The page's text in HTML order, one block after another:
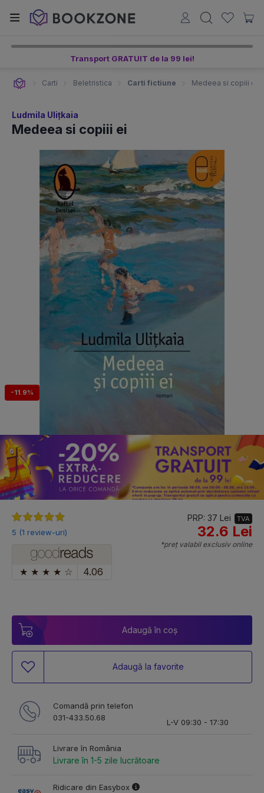
Transport GRATUIT de la 99 lei!
Carti Beletristica Carti fictiune Medeea si copiii ei
Ludmila Ulițkaia
Medeea si copiii ei
-11.9%
5 (1 review-uri)
★ ★ ★ ★ ☆ 4.06
PRP: 37 Lei TVA
32.6 Lei
*preț valabil exclusiv online
Adaugă în coș
Adaugă la favorite
Comandă prin telefon
031-433.50.68
L-V 09:30 - 17:30
Livrare în România
Livrare în 1-5 zile lucrătoare
Ridicare din Easybox